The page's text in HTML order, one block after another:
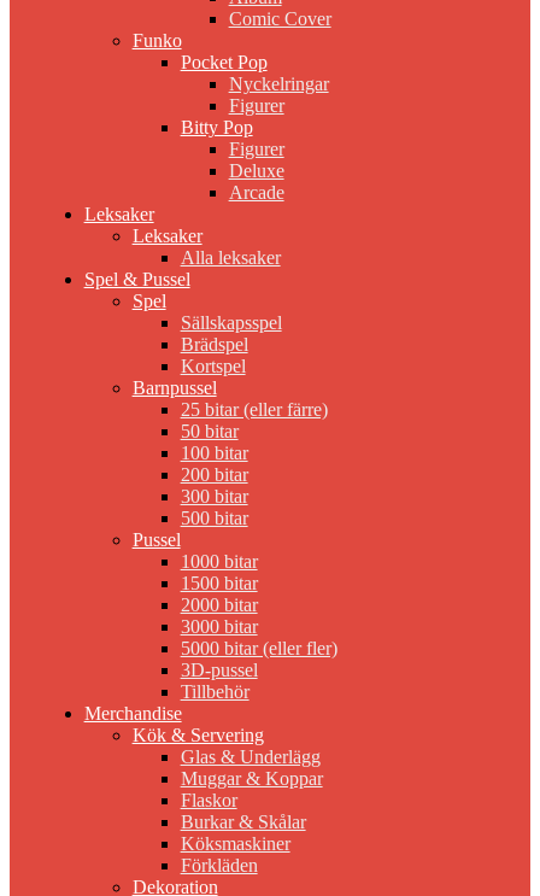
Comic Cover
Funko
Pocket Pop
Nyckelringar
Figurer
Bitty Pop
Figurer
Deluxe
Arcade
Leksaker
Leksaker
Alla leksaker
Spel & Pussel
Spel
Sällskapsspel
Brädspel
Kortspel
Barnpussel
25 bitar (eller färre)
50 bitar
100 bitar
200 bitar
300 bitar
500 bitar
Pussel
1000 bitar
1500 bitar
2000 bitar
3000 bitar
5000 bitar (eller fler)
3D-pussel
Tillbehör
Merchandise
Kök & Servering
Glas & Underlägg
Muggar & Koppar
Flaskor
Burkar & Skålar
Köksmaskiner
Förkläden
Dekoration